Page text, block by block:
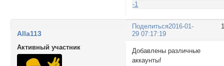
-1
Поделиться2016-01-
29 07:17:19
Alla113
Активный участник
Добавлены различные
аккаунты!